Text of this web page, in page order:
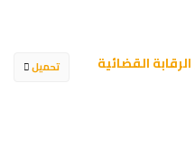
تحميل
القضائية